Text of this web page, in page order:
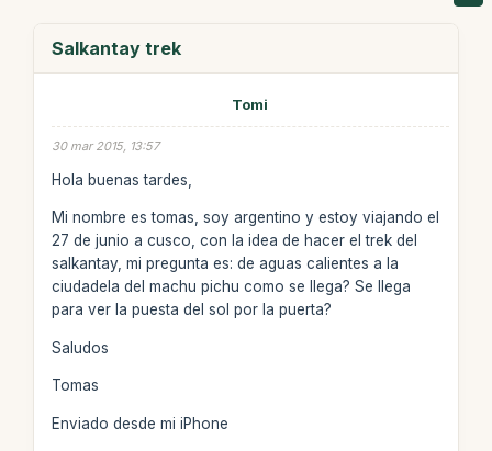
Salkantay trek
Tomi
30 mar 2015, 13:57
Hola buenas tardes,
Mi nombre es tomas, soy argentino y estoy viajando el
27 de junio a cusco, con la idea de hacer el trek del
salkantay, mi pregunta es: de aguas calientes a la
ciudadela del machu pichu como se llega? Se llega
para ver la puesta del sol por la puerta?
Saludos
Tomas
Enviado desde mi iPhone